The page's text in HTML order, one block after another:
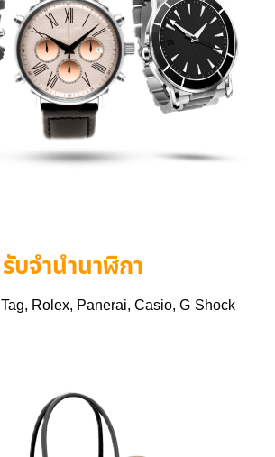
รับจำนำนาฬิกา
Rolex, Panerai, Casio, G-Shock